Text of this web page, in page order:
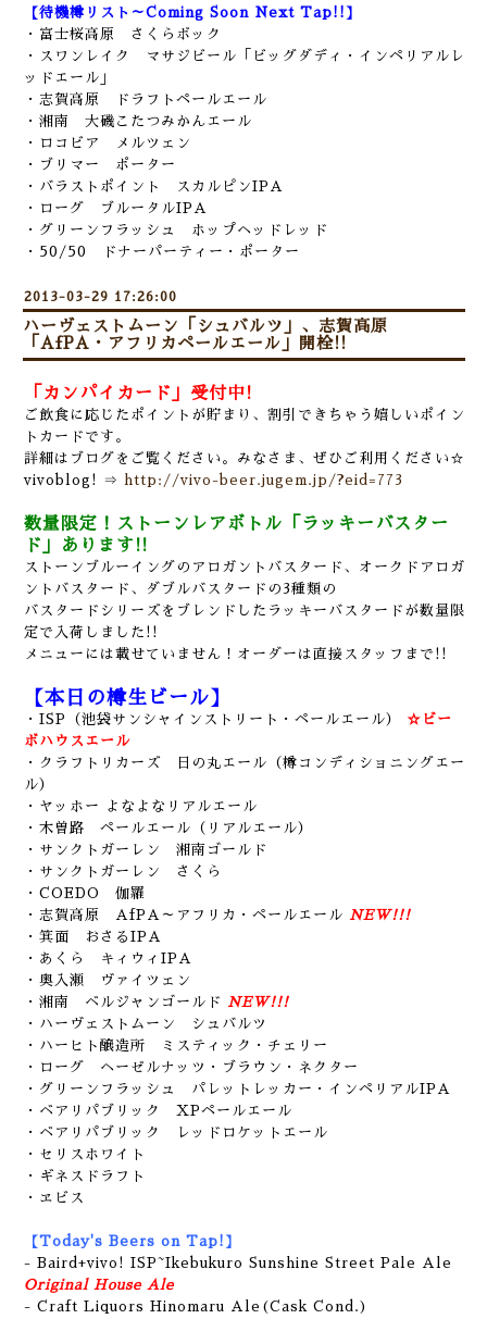
【待機樽リスト～Coming Soon Next Tap!!】
・富士桜高原 さくらボック
・スワンレイク マサジビール「ビッグダディ・インペリアルレ
ッドエール」
・志賀高原 ドラフトペールエール
・湘南 大磯こたつみかんエール
・ロコビア メルツェン
・ブリマー ポーター
・バラストポイント スカルピンIPA
・ローグ ブルータルIPA
・グリーンフラッシュ ホップヘッドレッド
・50/50 ドナーパーティー・ポーター
2013-03-29 17:26:00
ハーヴェストムーン「シュバルツ」、志賀高原
「AfPA・アフリカペールエール」開栓!!
「カンパイカード」受付中!
ご飲食に応じたポイントが貯まり、割引できちゃう嬉しいポイン
トカードです。
詳細はブログをご覧ください。みなさま、ぜひご利用ください☆
vivoblog! ⇒
http://vivo-beer.jugem.jp/?eid=773
数量限定！ストーンレアボトル「ラッキーバスター
ド」あります!!
ストーンブルーイングのアロガントバスタード、オークドアロガ
ントバスタード、ダブルバスタードの3種類の
バスタードシリーズをブレンドしたラッキーバスタードが数量限
定で入荷しました!!
メニューには載せていません！オーダーは直接スタッフまで!!
【本日の樽生ビール】
・ISP（池袋サンシャインストリート・ペールエール）
☆ビー
ボハウスエール
・クラフトリカーズ 日の丸エール（樽コンディショニングエー
ル）
・ヤッホー よなよなリアルエール
・木曽路 ペールエール（リアルエール）
・サンクトガーレン 湘南ゴールド
・サンクトガーレン さくら
・COEDO 伽羅
・志賀高原 AfPA～アフリカ・ペールエール NEW!!!
・箕面 おさるIPA
・あくら キィウィIPA
・奥入瀬 ヴァイツェン
・湘南 ベルジャンゴールド
NEW!!!
・ハーヴェストムーン シュバルツ
・ハーヒト醸造所 ミスティック・チェリー
・ローグ ヘーゼルナッツ・ブラウン・ネクター
・グリーンフラッシュ パレットレッカー・インペリアルIPA
・ベアリパブリック XPペールエール
・ベアリパブリック レッドロケットエール
・セリスホワイト
・ギネスドラフト
・ヱビス
【Today's Beers on Tap!】
- Baird+vivo! ISP~Ikebukuro Sunshine Street Pale Ale
Original House Ale
- Craft Liquors Hinomaru Ale(Cask Cond.)